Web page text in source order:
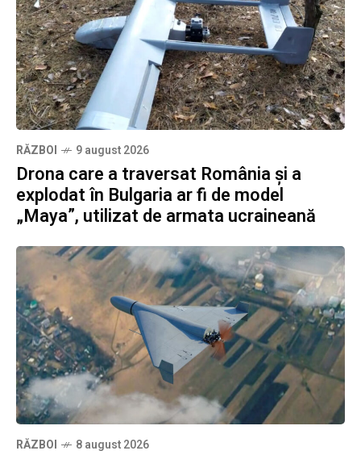
RĂZBOI 9 august 2026
Drona care a traversat România și a
explodat în Bulgaria ar fi de model
„Maya”, utilizat de armata ucraineană
RĂZBOI 8 august 2026